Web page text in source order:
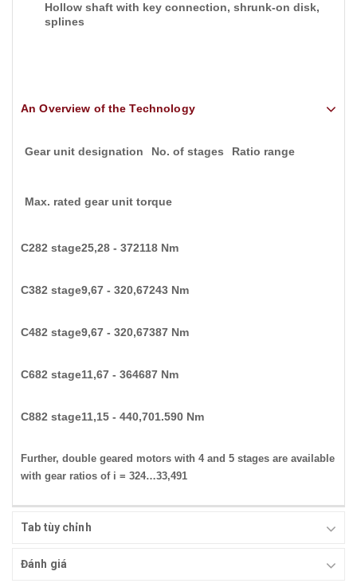
Hollow shaft with key connection, shrunk-on disk,
splines
An Overview of the Technology
Gear unit designation No. of stages Ratio range
Max. rated gear unit torque
C282 stage25,28 - 372118 Nm
C382 stage9,67 - 320,67243 Nm
C482 stage9,67 - 320,67387 Nm
C682 stage11,67 - 364687 Nm
C882 stage11,15 - 440,701.590 Nm
Further, double geared motors with 4 and 5 stages are available
with gear ratios of i = 324…33,491
Tab tùy chỉnh
Đánh giá